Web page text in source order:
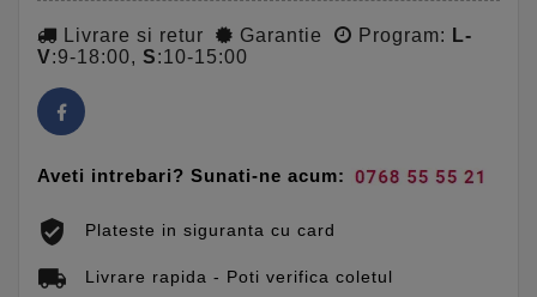
Livrare si retur Garantie Program: L-
V:9-18:00, S:10-15:00
Aveti intrebari? Sunati-ne acum:
Plateste in siguranta cu card
Livrare rapida - Poti verifica coletul